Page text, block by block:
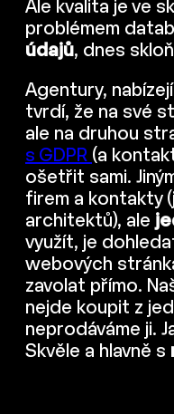
Ale kvalita je ve
problémem
údajů, dnes
Agentury,
tvrdí, že na své
ale na druhou
s GDPR (a
ošetřit sami.
firem a kontakty
architektů), ale
využít, je
webových
zavolat přímo.
nejde koupit z
neprodáváme ji.
Skvěle a hlavně s